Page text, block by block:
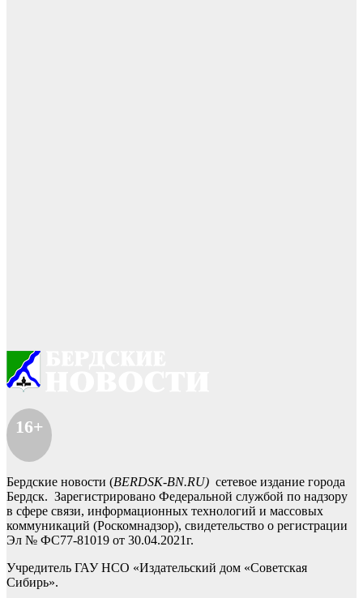
16+
Бердские новости (BERDSK-BN.RU) сетевое издание города
Бердск. Зарегистрировано Федеральной службой по надзору
в сфере связи, информационных технологий и массовых
коммуникаций (Роскомнадзор), свидетельство о регистрации
Эл № ФС77-81019 от 30.04.2021г.
Учредитель ГАУ НСО «Издательский дом «Советская
Сибирь».